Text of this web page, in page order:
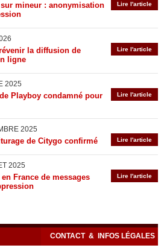
Lire l'article
mineur : anonymisation
Lire l'article
la diffusion de
ligne
2025
Lire l'article
Playboy condamné pour
2025
Lire l'article
de Citygo confirmé
2025
Lire l'article
France de messages
CONTACT & INFOS LÉGALES